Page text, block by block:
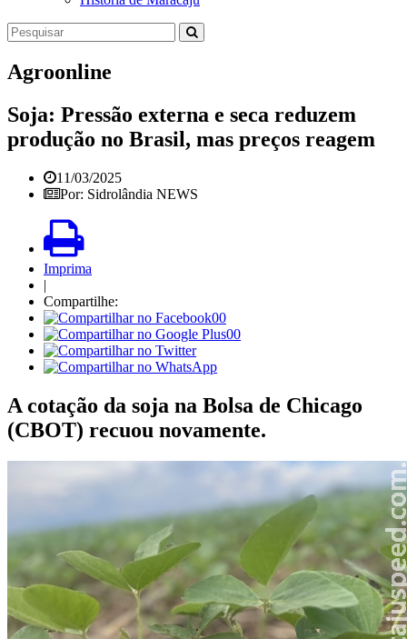
Agroonline
Soja: Pressão externa e seca reduzem
produção no Brasil, mas preços reagem
11/03/2025
Por: Sidrolândia NEWS
Imprima
|
Compartilhe:
00
00
A cotação da soja na Bolsa de Chicago
(CBOT) recuou novamente.